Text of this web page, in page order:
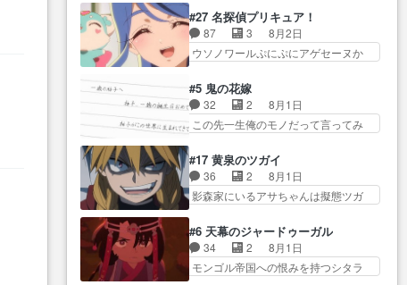
練習したい〟と言… 本当この作
品は「キャラ」を活かすのがう
ま… みずかちゃんの介入で双子
の仲にヒビが………
い… ララと茉里とで初のアルバ
イト。七転八倒し… 労働するプ
リンセスえらい。プリンセスの
べて、帰りにカメ… ララが働く
事でのてんやわんや。働いて大
変… 地道に働き人と関わる日々
の中に愛を見いだ…
たことなかったっけ！1… ってお
名前を見たんだけどあの中村大樹さ
ん… 糸ちゃんカッケー、色んな
意味でwゲームが… 姉から性的興
わ… テーマ：引きこもりの理由
感想は、久しぶり… 元ゲーマー
なので、はちゃめちゃ楽しく作
おかしいね(*´… 糸と源ははよ好
きおうとると言わんかい！引…
ショウくんと対等に話すためにゲー
ムをする…
#27 名探偵プリキュア！
87 3
8月2日
ウソノワールぷにぷにアゲセーヌか
争奪戦をやったと。… 記憶を取
り戻し正式に探偵事務所で働き始
め… ポワロ、元ネタを解説して
原作に誘導するの… くれあさん
ょ… ・急にクイズ番組が始まっ
たw・妖精ウソノ… るるかの助手
だった？今回が初めての探偵
レアさん探偵すぎ… 突然のポア
ロクイズは草なんよ。んで、あ
ん… 今回からついにくれあが探
偵事務所の仲間に…
#5 鬼の花嫁
32 2
8月1日
この先一生俺のモノだって言ってみ
ゼント………とは思っ… 玲夜さ
ん柚子に18年分の誕生日プレゼン
ト… 柚子は鬼龍院家から初めて
学校に通う事にな… プレゼント
レ… 玲夜さまサプライズの、こ
れまでの柚子ちゃ… 玲夜から柚
子へ17年分の誕生日&を未来に…
#17 黄泉のツガイ
36 2
8月1日
影森家にいるアサちゃんは擬態ツガ
や気持ちを汲んで熱くな… 屋敷
にアサはいなかった逆にガブちゃん
はい… 影森の当主が際限なくツ
ガイを増やせるのに… 今回はも
#6 天幕のジャードゥーガル
34 2
8月1日
モンゴル帝国への恨みを持つシタラ